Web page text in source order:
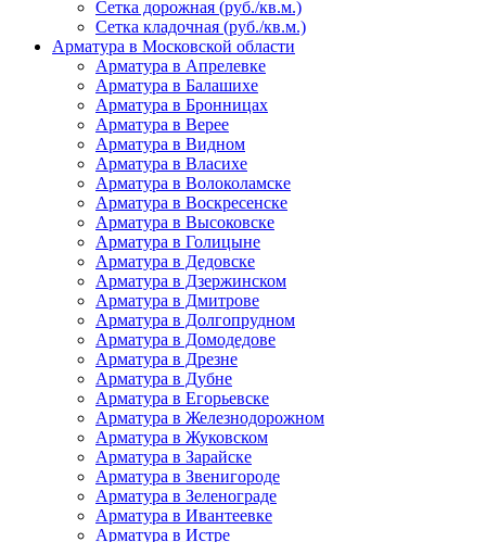
Сетка дорожная (руб./кв.м.)
Сетка кладочная (руб./кв.м.)
Арматура в Московской области
Арматура в Апрелевке
Арматура в Балашихе
Арматура в Бронницах
Арматура в Верее
Арматура в Видном
Арматура в Власихе
Арматура в Волоколамске
Арматура в Воскресенске
Арматура в Высоковске
Арматура в Голицыне
Арматура в Дедовске
Арматура в Дзержинском
Арматура в Дмитрове
Арматура в Долгопрудном
Арматура в Домодедове
Арматура в Дрезне
Арматура в Дубне
Арматура в Егорьевске
Арматура в Железнодорожном
Арматура в Жуковском
Арматура в Зарайске
Арматура в Звенигороде
Арматура в Зеленограде
Арматура в Ивантеевке
Арматура в Истре